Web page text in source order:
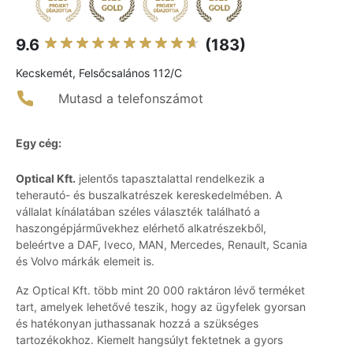
9.6 (183)
Kecskemét, Felsőcsalános 112/C
Mutasd a telefonszámot
Egy cég:
Optical Kft. jelentős tapasztalattal rendelkezik a
teherautó- és buszalkatrészek kereskedelmében. A
vállalat kínálatában széles választék található a
haszongépjárművekhez elérhető alkatrészekből,
beleértve a DAF, Iveco, MAN, Mercedes, Renault, Scania
és Volvo márkák elemeit is.
Az Optical Kft. több mint 20 000 raktáron lévő terméket
tart, amelyek lehetővé teszik, hogy az ügyfelek gyorsan
és hatékonyan juthassanak hozzá a szükséges
tartozékokhoz. Kiemelt hangsúlyt fektetnek a gyors